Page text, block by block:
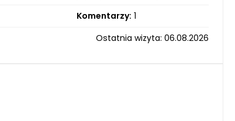
Komentarzy: 1
Ostatnia wizyta: 06.08.2026